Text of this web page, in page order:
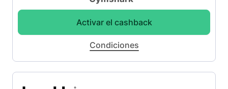
Activar el cashback
Condiciones